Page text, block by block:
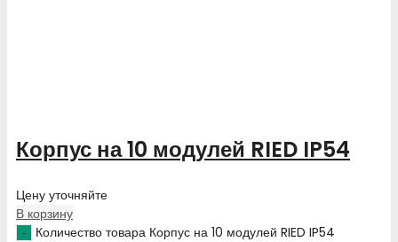
Корпус на 10 модулей RIED IP54
Цену уточняйте
В корзину
Количество товара Корпус на 10 модулей RIED IP54